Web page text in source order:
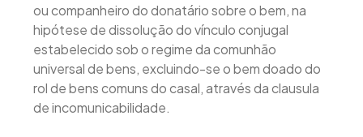
ou companheiro do donatário sobre o bem, na
hipótese de dissolução do vínculo conjugal
estabelecido sob o regime da comunhão
universal de bens, excluindo-se o bem doado do
rol de bens comuns do casal, através da clausula
de incomunicabilidade.